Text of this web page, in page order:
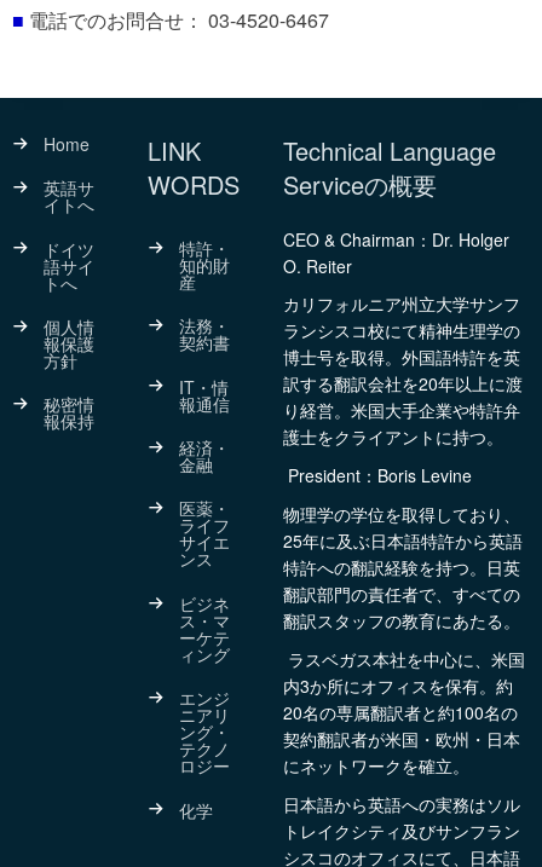
■ 電話でのお問合せ： 03-4520-6467
Home
英語サ
イトへ
ドイツ
語サイ
トへ
個人情
報保護
方針
秘密情
報保持
LINK
WORDS
特許・
知的財
産
法務・
契約書
IT・情
報通信
経済・
金融
医薬・
ライフ
サイエ
ンス
ビジネ
ス・マ
ーケテ
ィング
エンジ
ニアリ
ング・
テクノ
ロジー
化学
Technical Language
Serviceの概要
CEO & Chairman：Dr. Holger
O. Reiter
カリフォルニア州立大学サンフ
ランシスコ校にて精神生理学の
博士号を取得。外国語特許を英
訳する翻訳会社を20年以上に渡
り経営。米国大手企業や特許弁
護士をクライアントに持つ。
President：Boris Levine
物理学の学位を取得しており、
25年に及ぶ日本語特許から英語
特許への翻訳経験を持つ。日英
翻訳部門の責任者で、すべての
翻訳スタッフの教育にあたる。
ラスベガス本社を中心に、米国
内3か所にオフィスを保有。約
20名の専属翻訳者と約100名の
契約翻訳者が米国・欧州・日本
にネットワークを確立。
日本語から英語への実務はソル
トレイクシティ及びサンフラン
シスコのオフィスにて、日本語